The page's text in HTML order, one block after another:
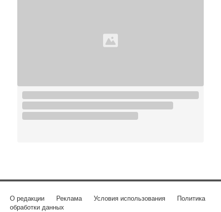
О редакции Реклама Условия использования
Политика
обработки данных